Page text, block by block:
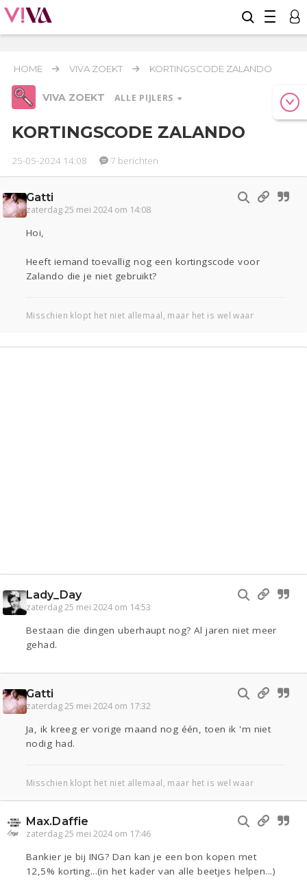
HOME VIVA ZOEKT KORTINGSCODE ZALANDO
VIVA ZOEKT ALLE PIJLERS
Relaties
Werk & Studie
Reizen
Gezondheid
Overig
Actueel
Oekraïne
Entertainment
KORTINGSCODE ZALANDO
25-05-2024 14:08 7 berichten
Gatti
zaterdag 25 mei 2024 om 14:08
Hoi,
Heeft iemand toevallig nog een kortingscode voor
Zalando die je niet gebruikt?
Misschien klopt het niet allemaal, maar het is wel waar
Lady_Day
zaterdag 25 mei 2024 om 14:53
Bestaan die dingen uberhaupt nog? Al jaren niet meer
gehad.
Gatti
zaterdag 25 mei 2024 om 17:32
Ja, ik kreeg er vorige maand nog één, toen ik 'm niet
nodig had.
Misschien klopt het niet allemaal, maar het is wel waar
Max.Daffie
zaterdag 25 mei 2024 om 17:46
Bankier je bij ING? Dan kan je een bon kopen met
12,5% korting...(in het kader van alle beetjes helpen...)